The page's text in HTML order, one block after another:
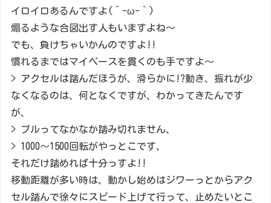
イロイロあるんですよ(´-ω-｀)
煽るような合図出す人もいますよね～
でも、負けちゃいかんのですよ!!
慣れるまではマイペースを貫くのも手ですよ～
> アクセルは踏んだほうが、滑らかに!?動き、振れが少
なくなるのは、何となくですが、わかってきたんです
が、
> ブルってなかなか踏み切れません、
> 1000～1500回転がやっとこです、
それだけ踏めれば十分っすよ!!
移動距離が多い時は、動かし始めはジワーっとからアク
セル踏んで徐々にスピード上げて行って、止めたいとこ